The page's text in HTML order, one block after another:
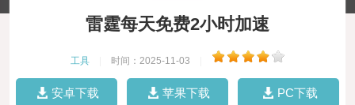
雷霆每天免费2小时加速
工具 时间：2025-11-03
安卓下载 苹果下载 PC下载